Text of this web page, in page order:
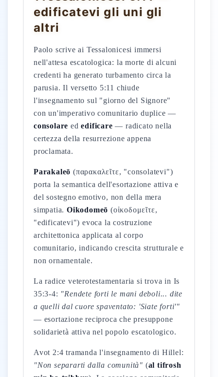
edificatevi gli uni gli
altri
Paolo scrive ai Tessalonicesi immersi
nell'attesa escatologica: la morte di alcuni
credenti ha generato turbamento circa la
parusia. Il versetto 5:11 chiude
l'insegnamento sul "giorno del Signore"
con un'imperativo comunitario duplice —
consolare ededificare — radicato nella
certezza della resurrezione appena
proclamata.
Parakaleō (παρακαλεῖτε, "consolatevi")
porta la semantica dell'esortazione attiva e
del sostegno emotivo, non della mera
simpatia. Oikodomeō (οἰκοδομεῖτε,
"edificatevi") evoca la costruzione
architettonica applicata al corpo
comunitario, indicando crescita strutturale e
non ornamentale.
La radice veterotestamentaria si trova in Is
35:3-4: "Rendete forti le mani deboli... dite
a quelli dal cuore spaventato: 'Siate forti'"
— esortazione reciproca che presuppone
solidarietà attiva nel popolo escatologico.
Avot 2:4 tramanda l'insegnamento di Hillel:
"Non separarti dalla comunità" (al tifrosh